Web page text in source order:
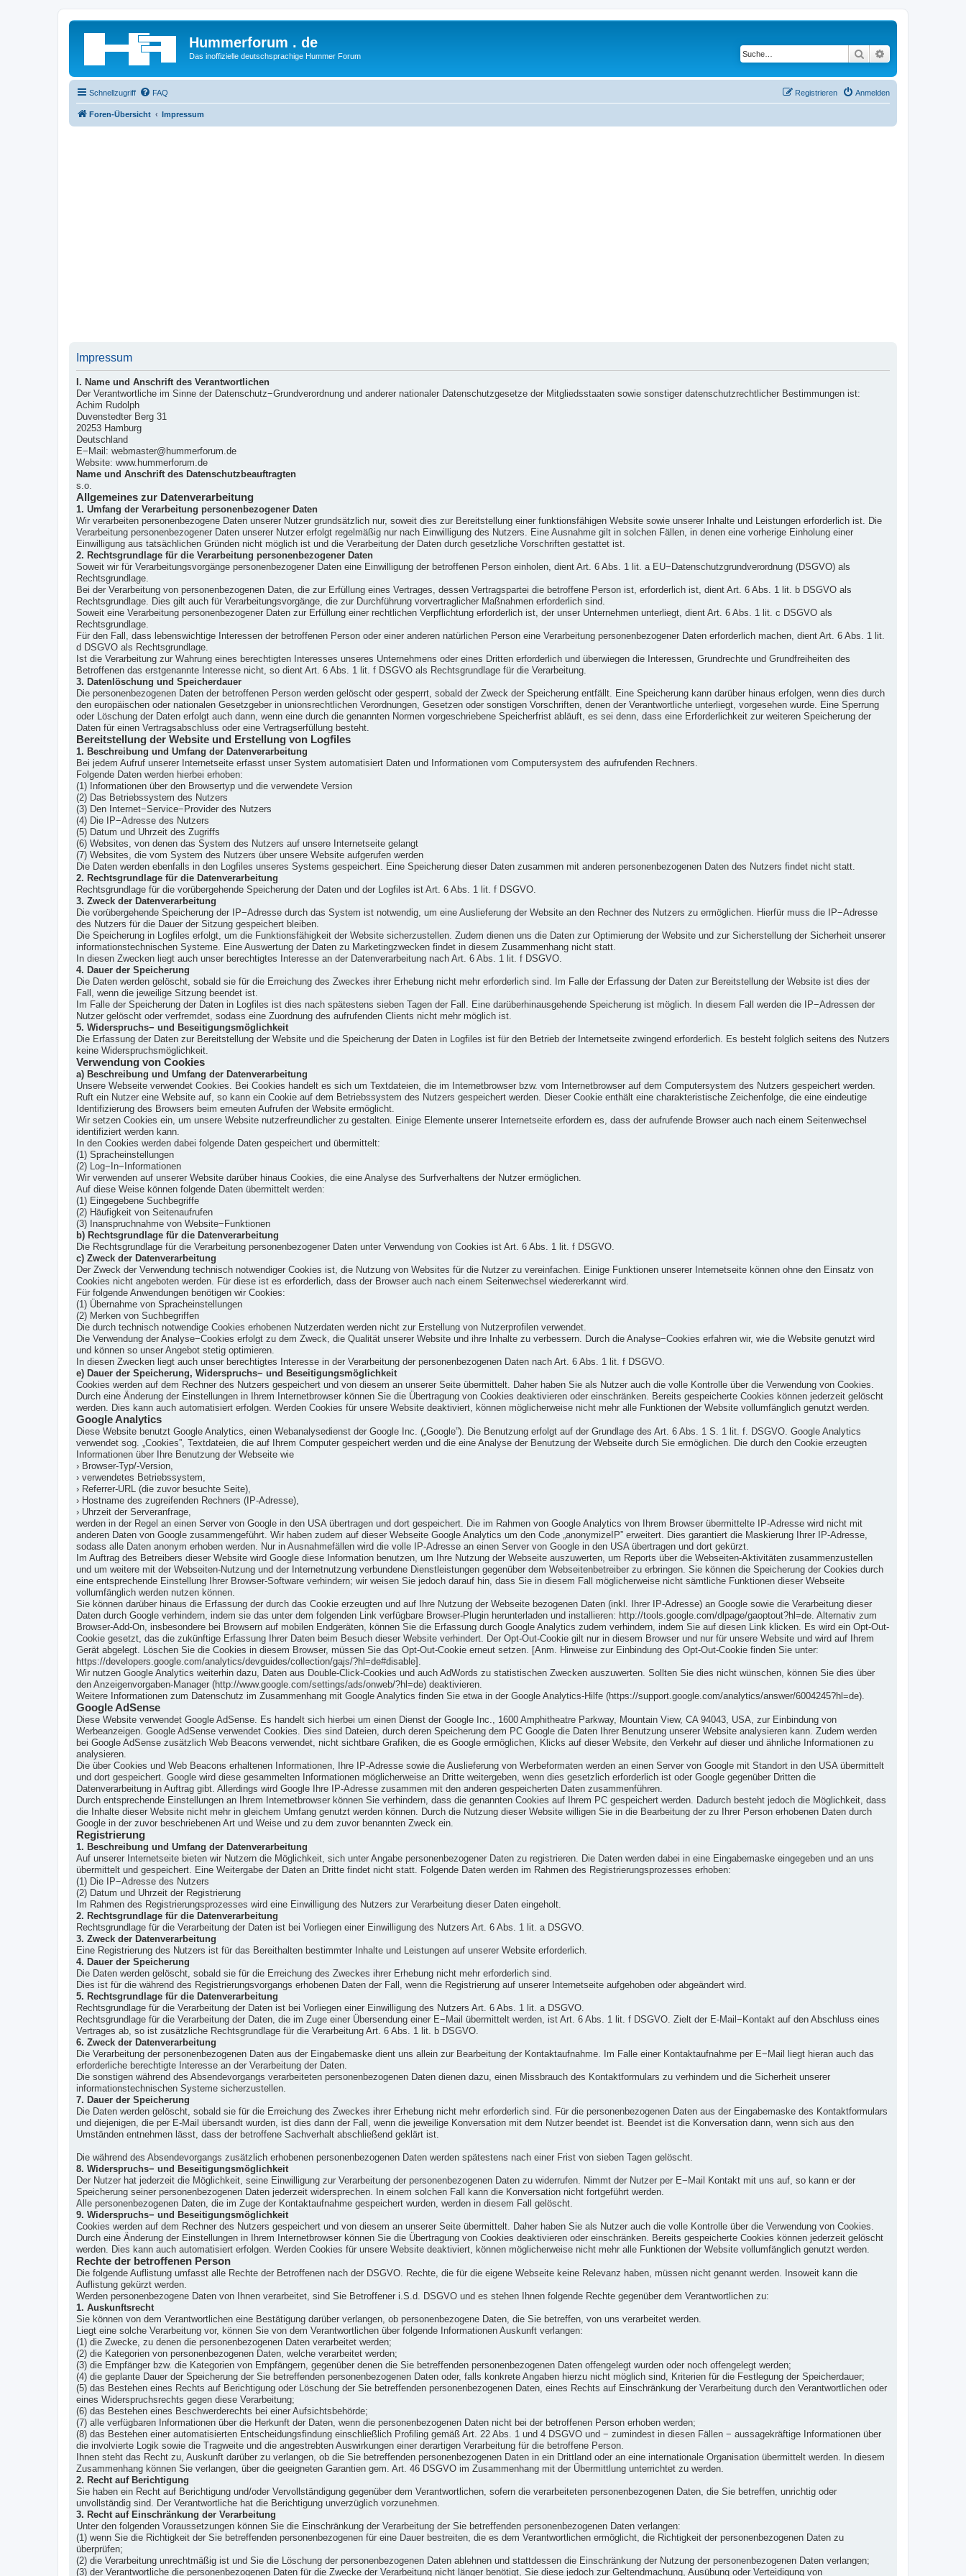
Hummerforum . de
Das inoffizielle deutschsprachige Hummer Forum Suche
Schnellzugriff FAQ Anmelden
Registrieren
Foren-Übersicht Impressum
Impressum
I. Name und Anschrift des Verantwortlichen
Der Verantwortliche im Sinne der Datenschutz−Grundverordnung und anderer nationaler Datenschutzgesetze der Mitgliedsstaaten sowie sonstiger datenschutzrechtlicher Bestimmungen ist:
Achim Rudolph
Duvenstedter Berg 31
20253 Hamburg
Deutschland
E−Mail: webmaster@hummerforum.de
Website: www.hummerforum.de
Name und Anschrift des Datenschutzbeauftragten
s.o.
Allgemeines zur Datenverarbeitung
1. Umfang der Verarbeitung personenbezogener Daten
Wir verarbeiten personenbezogene Daten unserer Nutzer grundsätzlich nur, soweit dies zur Bereitstellung einer funktionsfähigen Website sowie unserer Inhalte und Leistungen erforderlich ist. Die
Verarbeitung personenbezogener Daten unserer Nutzer erfolgt regelmäßig nur nach Einwilligung des Nutzers. Eine Ausnahme gilt in solchen Fällen, in denen eine vorherige Einholung einer
Einwilligung aus tatsächlichen Gründen nicht möglich ist und die Verarbeitung der Daten durch gesetzliche Vorschriften gestattet ist.
2. Rechtsgrundlage für die Verarbeitung personenbezogener Daten
Soweit wir für Verarbeitungsvorgänge personenbezogener Daten eine Einwilligung der betroffenen Person einholen, dient Art. 6 Abs. 1 lit. a EU−Datenschutzgrundverordnung (DSGVO) als
Rechtsgrundlage.
Bei der Verarbeitung von personenbezogenen Daten, die zur Erfüllung eines Vertrages, dessen Vertragspartei die betroffene Person ist, erforderlich ist, dient Art. 6 Abs. 1 lit. b DSGVO als
Rechtsgrundlage. Dies gilt auch für Verarbeitungsvorgänge, die zur Durchführung vorvertraglicher Maßnahmen erforderlich sind.
Soweit eine Verarbeitung personenbezogener Daten zur Erfüllung einer rechtlichen Verpflichtung erforderlich ist, der unser Unternehmen unterliegt, dient Art. 6 Abs. 1 lit. c DSGVO als
Rechtsgrundlage.
Für den Fall, dass lebenswichtige Interessen der betroffenen Person oder einer anderen natürlichen Person eine Verarbeitung personenbezogener Daten erforderlich machen, dient Art. 6 Abs. 1 lit.
d DSGVO als Rechtsgrundlage.
Ist die Verarbeitung zur Wahrung eines berechtigten Interesses unseres Unternehmens oder eines Dritten erforderlich und überwiegen die Interessen, Grundrechte und Grundfreiheiten des
Betroffenen das erstgenannte Interesse nicht, so dient Art. 6 Abs. 1 lit. f DSGVO als Rechtsgrundlage für die Verarbeitung.
3. Datenlöschung und Speicherdauer
Die personenbezogenen Daten der betroffenen Person werden gelöscht oder gesperrt, sobald der Zweck der Speicherung entfällt. Eine Speicherung kann darüber hinaus erfolgen, wenn dies durch
den europäischen oder nationalen Gesetzgeber in unionsrechtlichen Verordnungen, Gesetzen oder sonstigen Vorschriften, denen der Verantwortliche unterliegt, vorgesehen wurde. Eine Sperrung
oder Löschung der Daten erfolgt auch dann, wenn eine durch die genannten Normen vorgeschriebene Speicherfrist abläuft, es sei denn, dass eine Erforderlichkeit zur weiteren Speicherung der
Daten für einen Vertragsabschluss oder eine Vertragserfüllung besteht.
Bereitstellung der Website und Erstellung von Logfiles
1. Beschreibung und Umfang der Datenverarbeitung
Bei jedem Aufruf unserer Internetseite erfasst unser System automatisiert Daten und Informationen vom Computersystem des aufrufenden Rechners.
Folgende Daten werden hierbei erhoben:
(1) Informationen über den Browsertyp und die verwendete Version
(2) Das Betriebssystem des Nutzers
(3) Den Internet−Service−Provider des Nutzers
(4) Die IP−Adresse des Nutzers
(5) Datum und Uhrzeit des Zugriffs
(6) Websites, von denen das System des Nutzers auf unsere Internetseite gelangt
(7) Websites, die vom System des Nutzers über unsere Website aufgerufen werden
Die Daten werden ebenfalls in den Logfiles unseres Systems gespeichert. Eine Speicherung dieser Daten zusammen mit anderen personenbezogenen Daten des Nutzers findet nicht statt.
2. Rechtsgrundlage für die Datenverarbeitung
Rechtsgrundlage für die vorübergehende Speicherung der Daten und der Logfiles ist Art. 6 Abs. 1 lit. f DSGVO.
3. Zweck der Datenverarbeitung
Die vorübergehende Speicherung der IP−Adresse durch das System ist notwendig, um eine Auslieferung der Website an den Rechner des Nutzers zu ermöglichen. Hierfür muss die IP−Adresse
des Nutzers für die Dauer der Sitzung gespeichert bleiben.
Die Speicherung in Logfiles erfolgt, um die Funktionsfähigkeit der Website sicherzustellen. Zudem dienen uns die Daten zur Optimierung der Website und zur Sicherstellung der Sicherheit unserer
informationstechnischen Systeme. Eine Auswertung der Daten zu Marketingzwecken findet in diesem Zusammenhang nicht statt.
In diesen Zwecken liegt auch unser berechtigtes Interesse an der Datenverarbeitung nach Art. 6 Abs. 1 lit. f DSGVO.
4. Dauer der Speicherung
Die Daten werden gelöscht, sobald sie für die Erreichung des Zweckes ihrer Erhebung nicht mehr erforderlich sind. Im Falle der Erfassung der Daten zur Bereitstellung der Website ist dies der
Fall, wenn die jeweilige Sitzung beendet ist.
Im Falle der Speicherung der Daten in Logfiles ist dies nach spätestens sieben Tagen der Fall. Eine darüberhinausgehende Speicherung ist möglich. In diesem Fall werden die IP−Adressen der
Nutzer gelöscht oder verfremdet, sodass eine Zuordnung des aufrufenden Clients nicht mehr möglich ist.
5. Widerspruchs− und Beseitigungsmöglichkeit
Die Erfassung der Daten zur Bereitstellung der Website und die Speicherung der Daten in Logfiles ist für den Betrieb der Internetseite zwingend erforderlich. Es besteht folglich seitens des Nutzers
keine Widerspruchsmöglichkeit.
Verwendung von Cookies
a) Beschreibung und Umfang der Datenverarbeitung
Unsere Webseite verwendet Cookies. Bei Cookies handelt es sich um Textdateien, die im Internetbrowser bzw. vom Internetbrowser auf dem Computersystem des Nutzers gespeichert werden.
Ruft ein Nutzer eine Website auf, so kann ein Cookie auf dem Betriebssystem des Nutzers gespeichert werden. Dieser Cookie enthält eine charakteristische Zeichenfolge, die eine eindeutige
Identifizierung des Browsers beim erneuten Aufrufen der Website ermöglicht.
Wir setzen Cookies ein, um unsere Website nutzerfreundlicher zu gestalten. Einige Elemente unserer Internetseite erfordern es, dass der aufrufende Browser auch nach einem Seitenwechsel
identifiziert werden kann.
In den Cookies werden dabei folgende Daten gespeichert und übermittelt:
(1) Spracheinstellungen
(2) Log−In−Informationen
Wir verwenden auf unserer Website darüber hinaus Cookies, die eine Analyse des Surfverhaltens der Nutzer ermöglichen.
Auf diese Weise können folgende Daten übermittelt werden:
(1) Eingegebene Suchbegriffe
(2) Häufigkeit von Seitenaufrufen
(3) Inanspruchnahme von Website−Funktionen
b) Rechtsgrundlage für die Datenverarbeitung
Die Rechtsgrundlage für die Verarbeitung personenbezogener Daten unter Verwendung von Cookies ist Art. 6 Abs. 1 lit. f DSGVO.
c) Zweck der Datenverarbeitung
Der Zweck der Verwendung technisch notwendiger Cookies ist, die Nutzung von Websites für die Nutzer zu vereinfachen. Einige Funktionen unserer Internetseite können ohne den Einsatz von
Cookies nicht angeboten werden. Für diese ist es erforderlich, dass der Browser auch nach einem Seitenwechsel wiedererkannt wird.
Für folgende Anwendungen benötigen wir Cookies:
(1) Übernahme von Spracheinstellungen
(2) Merken von Suchbegriffen
Die durch technisch notwendige Cookies erhobenen Nutzerdaten werden nicht zur Erstellung von Nutzerprofilen verwendet.
Die Verwendung der Analyse−Cookies erfolgt zu dem Zweck, die Qualität unserer Website und ihre Inhalte zu verbessern. Durch die Analyse−Cookies erfahren wir, wie die Website genutzt wird
und können so unser Angebot stetig optimieren.
In diesen Zwecken liegt auch unser berechtigtes Interesse in der Verarbeitung der personenbezogenen Daten nach Art. 6 Abs. 1 lit. f DSGVO.
e) Dauer der Speicherung, Widerspruchs− und Beseitigungsmöglichkeit
Cookies werden auf dem Rechner des Nutzers gespeichert und von diesem an unserer Seite übermittelt. Daher haben Sie als Nutzer auch die volle Kontrolle über die Verwendung von Cookies.
Durch eine Änderung der Einstellungen in Ihrem Internetbrowser können Sie die Übertragung von Cookies deaktivieren oder einschränken. Bereits gespeicherte Cookies können jederzeit gelöscht
werden. Dies kann auch automatisiert erfolgen. Werden Cookies für unsere Website deaktiviert, können möglicherweise nicht mehr alle Funktionen der Website vollumfänglich genutzt werden.
Google Analytics
Diese Website benutzt Google Analytics, einen Webanalysedienst der Google Inc. („Google”). Die Benutzung erfolgt auf der Grundlage des Art. 6 Abs. 1 S. 1 lit. f. DSGVO. Google Analytics
verwendet sog. „Cookies”, Textdateien, die auf Ihrem Computer gespeichert werden und die eine Analyse der Benutzung der Webseite durch Sie ermöglichen. Die durch den Cookie erzeugten
Informationen über Ihre Benutzung der Webseite wie
› Browser-Typ/-Version,
› verwendetes Betriebssystem,
› Referrer-URL (die zuvor besuchte Seite),
› Hostname des zugreifenden Rechners (IP-Adresse),
› Uhrzeit der Serveranfrage,
werden in der Regel an einen Server von Google in den USA übertragen und dort gespeichert. Die im Rahmen von Google Analytics von Ihrem Browser übermittelte IP-Adresse wird nicht mit
anderen Daten von Google zusammengeführt. Wir haben zudem auf dieser Webseite Google Analytics um den Code „anonymizeIP” erweitert. Dies garantiert die Maskierung Ihrer IP-Adresse,
sodass alle Daten anonym erhoben werden. Nur in Ausnahmefällen wird die volle IP-Adresse an einen Server von Google in den USA übertragen und dort gekürzt.
Im Auftrag des Betreibers dieser Website wird Google diese Information benutzen, um Ihre Nutzung der Webseite auszuwerten, um Reports über die Webseiten-Aktivitäten zusammenzustellen
und um weitere mit der Webseiten-Nutzung und der Internetnutzung verbundene Dienstleistungen gegenüber dem Webseitenbetreiber zu erbringen. Sie können die Speicherung der Cookies durch
eine entsprechende Einstellung Ihrer Browser-Software verhindern; wir weisen Sie jedoch darauf hin, dass Sie in diesem Fall möglicherweise nicht sämtliche Funktionen dieser Webseite
vollumfänglich werden nutzen können.
Sie können darüber hinaus die Erfassung der durch das Cookie erzeugten und auf Ihre Nutzung der Webseite bezogenen Daten (inkl. Ihrer IP-Adresse) an Google sowie die Verarbeitung dieser
Daten durch Google verhindern, indem sie das unter dem folgenden Link verfügbare Browser-Plugin herunterladen und installieren: http://tools.google.com/dlpage/gaoptout?hl=de. Alternativ zum
Browser-Add-On, insbesondere bei Browsern auf mobilen Endgeräten, können Sie die Erfassung durch Google Analytics zudem verhindern, indem Sie auf diesen Link klicken. Es wird ein Opt-Out-
Cookie gesetzt, das die zukünftige Erfassung Ihrer Daten beim Besuch dieser Website verhindert. Der Opt-Out-Cookie gilt nur in diesem Browser und nur für unsere Website und wird auf Ihrem
Gerät abgelegt. Löschen Sie die Cookies in diesem Browser, müssen Sie das Opt-Out-Cookie erneut setzen. [Anm. Hinweise zur Einbindung des Opt-Out-Cookie finden Sie unter:
https://developers.google.com/analytics/devguides/collection/gajs/?hl=de#disable].
Wir nutzen Google Analytics weiterhin dazu, Daten aus Double-Click-Cookies und auch AdWords zu statistischen Zwecken auszuwerten. Sollten Sie dies nicht wünschen, können Sie dies über
den Anzeigenvorgaben-Manager (http://www.google.com/settings/ads/onweb/?hl=de) deaktivieren.
Weitere Informationen zum Datenschutz im Zusammenhang mit Google Analytics finden Sie etwa in der Google Analytics-Hilfe (https://support.google.com/analytics/answer/6004245?hl=de).
Google AdSense
Diese Website verwendet Google AdSense. Es handelt sich hierbei um einen Dienst der Google Inc., 1600 Amphitheatre Parkway, Mountain View, CA 94043, USA, zur Einbindung von
Werbeanzeigen. Google AdSense verwendet Cookies. Dies sind Dateien, durch deren Speicherung dem PC Google die Daten Ihrer Benutzung unserer Website analysieren kann. Zudem werden
bei Google AdSense zusätzlich Web Beacons verwendet, nicht sichtbare Grafiken, die es Google ermöglichen, Klicks auf dieser Website, den Verkehr auf dieser und ähnliche Informationen zu
analysieren.
Die über Cookies und Web Beacons erhaltenen Informationen, Ihre IP-Adresse sowie die Auslieferung von Werbeformaten werden an einen Server von Google mit Standort in den USA übermittelt
und dort gespeichert. Google wird diese gesammelten Informationen möglicherweise an Dritte weitergeben, wenn dies gesetzlich erforderlich ist oder Google gegenüber Dritten die
Datenverarbeitung in Auftrag gibt. Allerdings wird Google Ihre IP-Adresse zusammen mit den anderen gespeicherten Daten zusammenführen.
Durch entsprechende Einstellungen an Ihrem Internetbrowser können Sie verhindern, dass die genannten Cookies auf Ihrem PC gespeichert werden. Dadurch besteht jedoch die Möglichkeit, dass
die Inhalte dieser Website nicht mehr in gleichem Umfang genutzt werden können. Durch die Nutzung dieser Website willigen Sie in die Bearbeitung der zu Ihrer Person erhobenen Daten durch
Google in der zuvor beschriebenen Art und Weise und zu dem zuvor benannten Zweck ein.
Registrierung
1. Beschreibung und Umfang der Datenverarbeitung
Auf unserer Internetseite bieten wir Nutzern die Möglichkeit, sich unter Angabe personenbezogener Daten zu registrieren. Die Daten werden dabei in eine Eingabemaske eingegeben und an uns
übermittelt und gespeichert. Eine Weitergabe der Daten an Dritte findet nicht statt. Folgende Daten werden im Rahmen des Registrierungsprozesses erhoben:
(1) Die IP−Adresse des Nutzers
(2) Datum und Uhrzeit der Registrierung
Im Rahmen des Registrierungsprozesses wird eine Einwilligung des Nutzers zur Verarbeitung dieser Daten eingeholt.
2. Rechtsgrundlage für die Datenverarbeitung
Rechtsgrundlage für die Verarbeitung der Daten ist bei Vorliegen einer Einwilligung des Nutzers Art. 6 Abs. 1 lit. a DSGVO.
3. Zweck der Datenverarbeitung
Eine Registrierung des Nutzers ist für das Bereithalten bestimmter Inhalte und Leistungen auf unserer Website erforderlich.
4. Dauer der Speicherung
Die Daten werden gelöscht, sobald sie für die Erreichung des Zweckes ihrer Erhebung nicht mehr erforderlich sind.
Dies ist für die während des Registrierungsvorgangs erhobenen Daten der Fall, wenn die Registrierung auf unserer Internetseite aufgehoben oder abgeändert wird.
5. Rechtsgrundlage für die Datenverarbeitung
Rechtsgrundlage für die Verarbeitung der Daten ist bei Vorliegen einer Einwilligung des Nutzers Art. 6 Abs. 1 lit. a DSGVO.
Rechtsgrundlage für die Verarbeitung der Daten, die im Zuge einer Übersendung einer E−Mail übermittelt werden, ist Art. 6 Abs. 1 lit. f DSGVO. Zielt der E-Mail−Kontakt auf den Abschluss eines
Vertrages ab, so ist zusätzliche Rechtsgrundlage für die Verarbeitung Art. 6 Abs. 1 lit. b DSGVO.
6. Zweck der Datenverarbeitung
Die Verarbeitung der personenbezogenen Daten aus der Eingabemaske dient uns allein zur Bearbeitung der Kontaktaufnahme. Im Falle einer Kontaktaufnahme per E−Mail liegt hieran auch das
erforderliche berechtigte Interesse an der Verarbeitung der Daten.
Die sonstigen während des Absendevorgangs verarbeiteten personenbezogenen Daten dienen dazu, einen Missbrauch des Kontaktformulars zu verhindern und die Sicherheit unserer
informationstechnischen Systeme sicherzustellen.
7. Dauer der Speicherung
Die Daten werden gelöscht, sobald sie für die Erreichung des Zweckes ihrer Erhebung nicht mehr erforderlich sind. Für die personenbezogenen Daten aus der Eingabemaske des Kontaktformulars
und diejenigen, die per E-Mail übersandt wurden, ist dies dann der Fall, wenn die jeweilige Konversation mit dem Nutzer beendet ist. Beendet ist die Konversation dann, wenn sich aus den
Umständen entnehmen lässt, dass der betroffene Sachverhalt abschließend geklärt ist.
Die während des Absendevorgangs zusätzlich erhobenen personenbezogenen Daten werden spätestens nach einer Frist von sieben Tagen gelöscht.
8. Widerspruchs− und Beseitigungsmöglichkeit
Der Nutzer hat jederzeit die Möglichkeit, seine Einwilligung zur Verarbeitung der personenbezogenen Daten zu widerrufen. Nimmt der Nutzer per E−Mail Kontakt mit uns auf, so kann er der
Speicherung seiner personenbezogenen Daten jederzeit widersprechen. In einem solchen Fall kann die Konversation nicht fortgeführt werden.
Alle personenbezogenen Daten, die im Zuge der Kontaktaufnahme gespeichert wurden, werden in diesem Fall gelöscht.
9. Widerspruchs− und Beseitigungsmöglichkeit
Cookies werden auf dem Rechner des Nutzers gespeichert und von diesem an unserer Seite übermittelt. Daher haben Sie als Nutzer auch die volle Kontrolle über die Verwendung von Cookies.
Durch eine Änderung der Einstellungen in Ihrem Internetbrowser können Sie die Übertragung von Cookies deaktivieren oder einschränken. Bereits gespeicherte Cookies können jederzeit gelöscht
werden. Dies kann auch automatisiert erfolgen. Werden Cookies für unsere Website deaktiviert, können möglicherweise nicht mehr alle Funktionen der Website vollumfänglich genutzt werden.
Rechte der betroffenen Person
Die folgende Auflistung umfasst alle Rechte der Betroffenen nach der DSGVO. Rechte, die für die eigene Webseite keine Relevanz haben, müssen nicht genannt werden. Insoweit kann die
Auflistung gekürzt werden.
Werden personenbezogene Daten von Ihnen verarbeitet, sind Sie Betroffener i.S.d. DSGVO und es stehen Ihnen folgende Rechte gegenüber dem Verantwortlichen zu:
1. Auskunftsrecht
Sie können von dem Verantwortlichen eine Bestätigung darüber verlangen, ob personenbezogene Daten, die Sie betreffen, von uns verarbeitet werden.
Liegt eine solche Verarbeitung vor, können Sie von dem Verantwortlichen über folgende Informationen Auskunft verlangen:
(1) die Zwecke, zu denen die personenbezogenen Daten verarbeitet werden;
(2) die Kategorien von personenbezogenen Daten, welche verarbeitet werden;
(3) die Empfänger bzw. die Kategorien von Empfängern, gegenüber denen die Sie betreffenden personenbezogenen Daten offengelegt wurden oder noch offengelegt werden;
(4) die geplante Dauer der Speicherung der Sie betreffenden personenbezogenen Daten oder, falls konkrete Angaben hierzu nicht möglich sind, Kriterien für die Festlegung der Speicherdauer;
(5) das Bestehen eines Rechts auf Berichtigung oder Löschung der Sie betreffenden personenbezogenen Daten, eines Rechts auf Einschränkung der Verarbeitung durch den Verantwortlichen oder
eines Widerspruchsrechts gegen diese Verarbeitung;
(6) das Bestehen eines Beschwerderechts bei einer Aufsichtsbehörde;
(7) alle verfügbaren Informationen über die Herkunft der Daten, wenn die personenbezogenen Daten nicht bei der betroffenen Person erhoben werden;
(8) das Bestehen einer automatisierten Entscheidungsfindung einschließlich Profiling gemäß Art. 22 Abs. 1 und 4 DSGVO und − zumindest in diesen Fällen − aussagekräftige Informationen über
die involvierte Logik sowie die Tragweite und die angestrebten Auswirkungen einer derartigen Verarbeitung für die betroffene Person.
Ihnen steht das Recht zu, Auskunft darüber zu verlangen, ob die Sie betreffenden personenbezogenen Daten in ein Drittland oder an eine internationale Organisation übermittelt werden. In diesem
Zusammenhang können Sie verlangen, über die geeigneten Garantien gem. Art. 46 DSGVO im Zusammenhang mit der Übermittlung unterrichtet zu werden.
2. Recht auf Berichtigung
Sie haben ein Recht auf Berichtigung und/oder Vervollständigung gegenüber dem Verantwortlichen, sofern die verarbeiteten personenbezogenen Daten, die Sie betreffen, unrichtig oder
unvollständig sind. Der Verantwortliche hat die Berichtigung unverzüglich vorzunehmen.
3. Recht auf Einschränkung der Verarbeitung
Unter den folgenden Voraussetzungen können Sie die Einschränkung der Verarbeitung der Sie betreffenden personenbezogenen Daten verlangen:
(1) wenn Sie die Richtigkeit der Sie betreffenden personenbezogenen für eine Dauer bestreiten, die es dem Verantwortlichen ermöglicht, die Richtigkeit der personenbezogenen Daten zu
überprüfen;
(2) die Verarbeitung unrechtmäßig ist und Sie die Löschung der personenbezogenen Daten ablehnen und stattdessen die Einschränkung der Nutzung der personenbezogenen Daten verlangen;
(3) der Verantwortliche die personenbezogenen Daten für die Zwecke der Verarbeitung nicht länger benötigt, Sie diese jedoch zur Geltendmachung, Ausübung oder Verteidigung von